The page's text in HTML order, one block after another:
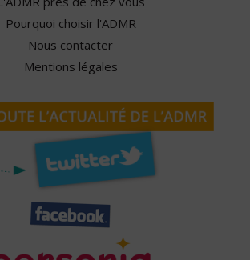
Pourquoi choisir l'ADMR
Nous contacter
Mentions légales